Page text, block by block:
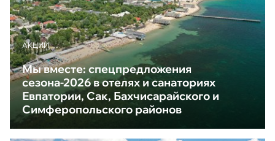
АКЦИИ
Мы вместе: спецпредложения
сезона-2026 в отелях и санаториях
Евпатории, Сак, Бахчисарайского и
Симферопольского районов